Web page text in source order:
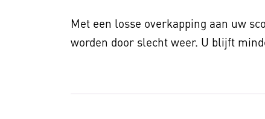
Met een losse overkapping aan uw
worden door slecht weer. U blijft